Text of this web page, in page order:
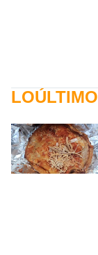
LOÚLTIMO